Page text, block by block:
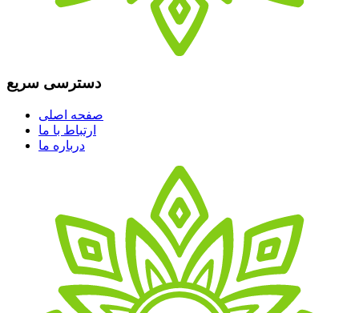
دسترسی سریع
صفحه اصلی
ارتباط با ما
درباره ما